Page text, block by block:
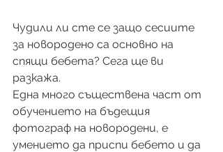
Чудили ли сте се защо сесиите
за новородено са основно на
спящи бебета? Сега ще ви
разкажа.
Една много съществена част от
обучението на бъдещия
фотограф на новородени, е
умението да приспи бебето и да